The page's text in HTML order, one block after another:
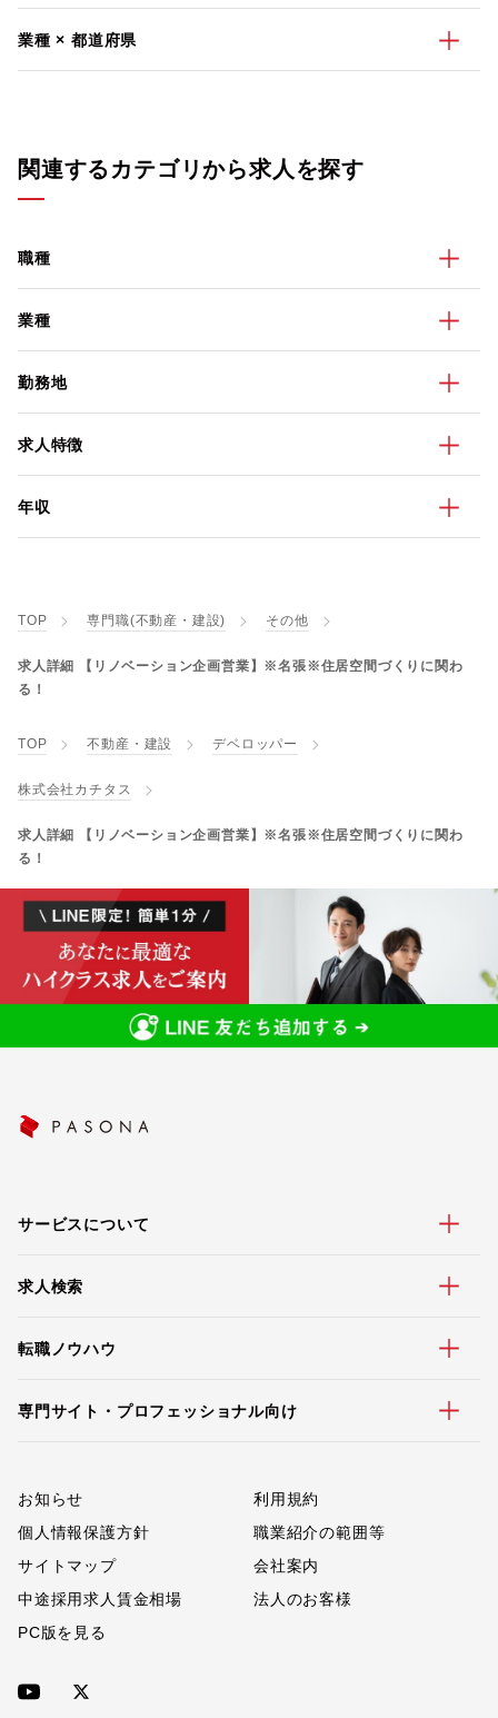
業種 × 都道府県
関連するカテゴリから求人を探す
職種
業種
勤務地
求人特徴
年収
TOP 専門職(不動産・建設) その他
求人詳細 【リノベーション企画営業】※名張※住居空間づくりに関わ
る！
TOP 不動産・建設 デベロッパー
株式会社カチタス
求人詳細 【リノベーション企画営業】※名張※住居空間づくりに関わ
る！
サービスについて
求人検索
転職ノウハウ
専門サイト・プロフェッショナル向け
お知らせ
利用規約
個人情報保護方針
職業紹介の範囲等
サイトマップ
会社案内
中途採用求人賃金相場
法人のお客様
PC版を見る